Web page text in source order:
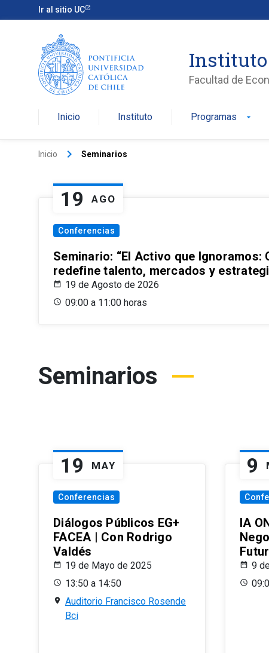
Ir al sitio UC
Instituto
Facultad de
Inicio Instituto Programas arrow_drop_down
Inicio keyboard_arrow_right Seminarios
19 AGO
Conferencias
Seminario: “El Activo que Ignoramos:
redefine talento, mercados y
19 de Agosto de 2026
09:00 a 11:00 horas
Seminarios
19 MAY
Conferencias
Diálogos Públicos EG+
FACEA | Con Rodrigo
Valdés
19 de Mayo de 2025
13:50 a 14:50
Auditorio Francisco Rosende
Bci
9
IA
9